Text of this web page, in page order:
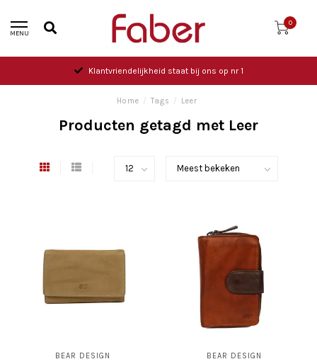
MENU
0
Klantvriendelijkheid staat bij ons op nr 1
Home / Tags / Leer
Producten getagd met Leer
BEAR DESIGN BEAR DESIGN